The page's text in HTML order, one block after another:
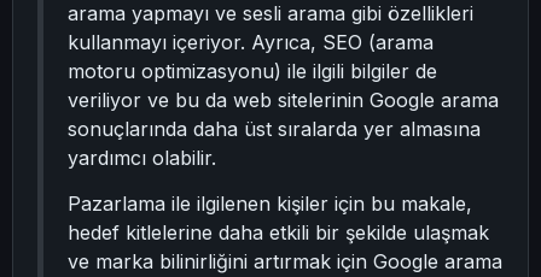
arama yapmayı ve sesli arama gibi özellikleri
kullanmayı içeriyor. Ayrıca, SEO (arama
motoru optimizasyonu) ile ilgili bilgiler de
veriliyor ve bu da web sitelerinin Google arama
sonuçlarında daha üst sıralarda yer almasına
yardımcı olabilir.
Pazarlama ile ilgilenen kişiler için bu makale,
hedef kitlelerine daha etkili bir şekilde ulaşmak
ve marka bilinirliğini artırmak için Google arama